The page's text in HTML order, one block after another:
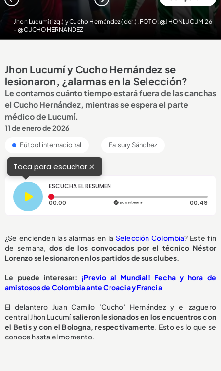
Jhon Lucumí (izq.) y Cucho Hernández (der.). FOTO: @JHONLUCUMI26
- @CUCHOHERNANDEZ
Jhon Lucumí y Cucho Hernández se
lesionaron, ¿alarmas en la Selección?
Le contamos cuánto tiempo estará fuera de las canchas
el Cucho Hernández, mientras se espera el parte
médico de Lucumí.
11 de enero de 2026
Fútbol internacional Faisury Sánchez
Toca para escuchar×
ESCUCHA EL RESUMEN
00:00 Tiempo transcurrido: 0 segundos 00:49
¿Se encienden las alarmas en la Selección Colombia? Este fin
de semana, dos de los convocados por el técnico Néstor
Lorenzo se lesionaron en los partidos de sus clubes.
Le puede interesar: ¡Previo al Mundial! Fecha y hora de
amistosos de Colombia ante Croacia y Francia
El delantero Juan Camilo ‘Cucho’ Hernández y el zaguero
central Jhon Lucumísalieron lesionados en los encuentros con
el Betis y con el Bologna, respectivamente. Esto es lo que se
conoce hasta el momento.